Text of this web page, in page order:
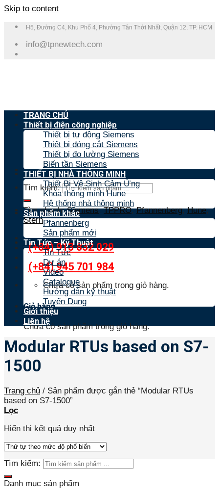
Skip to content
H5, Đường C4, Khu Phố 4, Phường Tân Thới Nhất, Quận 12, TP. HCM
info@tpnewtech.com
Tìm kiếm:
Tìm nhanh:Siemens,TPPRO,Pfannenberg,Hune,
Stern
(+84) 913 832 029
(+84) 945 701 984
Chưa có sản phẩm trong giỏ hàng.
Giỏ hàng
Chưa có sản phẩm trong giỏ hàng.
TRANG CHỦ
Thiết bị điện công nghiệp
Thiết bị tự động Siemens
Thiết bị đóng cắt Siemens
Thiết bị đo lường Siemens
Biến tần Siemens
THIẾT BỊ NHÀ THÔNG MINH
Thiết Bị Vệ Sinh Cảm Ứng
Khóa thông minh Hune
Hệ thống nhà thông minh
Sản phẩm khác
Pfannenberg
Sản phẩm mới
Tin Tức – Kỹ Thuật
Tin Tức
Dự án
Video
Catalogue
Hướng dẫn kỹ thuật
Tuyển Dụng
Giới thiệu
Liên hệ
Modular RTUs based on S7-
1500
Trang chủ / Sản phẩm được gắn thẻ “Modular RTUs
based on S7-1500”
Lọc
Hiển thị kết quả duy nhất
Tìm kiếm:
Danh mục sản phẩm